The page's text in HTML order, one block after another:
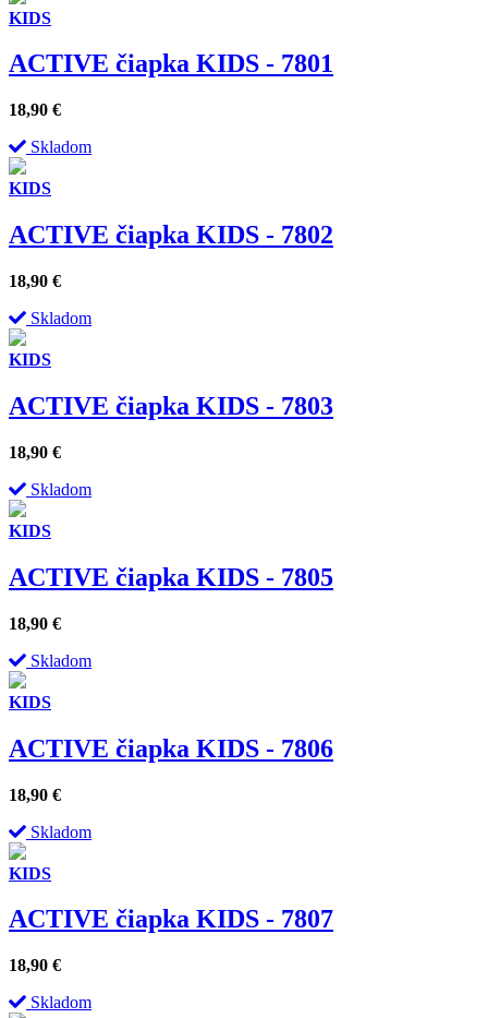
KIDS
ACTIVE čiapka KIDS - 7801
18,90 €
Skladom
KIDS
ACTIVE čiapka KIDS - 7802
18,90 €
Skladom
KIDS
ACTIVE čiapka KIDS - 7803
18,90 €
Skladom
KIDS
ACTIVE čiapka KIDS - 7805
18,90 €
Skladom
KIDS
ACTIVE čiapka KIDS - 7806
18,90 €
Skladom
KIDS
ACTIVE čiapka KIDS - 7807
18,90 €
Skladom